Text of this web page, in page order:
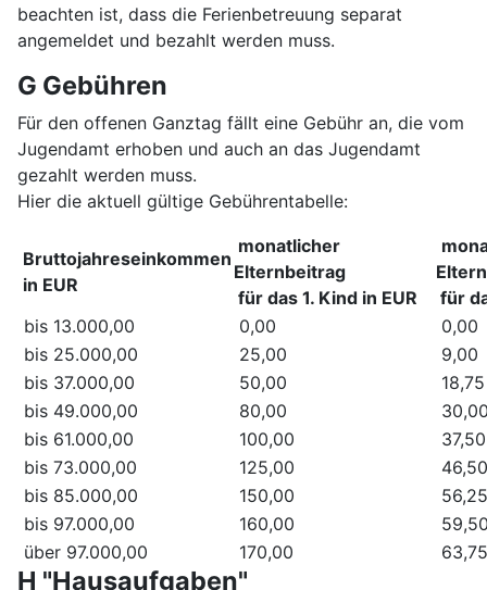
beachten ist, dass die Ferienbetreuung separat
angemeldet und bezahlt werden muss.
G Gebühren
Für den offenen Ganztag fällt eine Gebühr an, die vom
Jugendamt erhoben und auch an das Jugendamt
gezahlt werden muss.
Hier die aktuell gültige Gebührentabelle:
Bruttojahreseinkommen
in EUR
monatlicher
Elternbeitrag
für das 1. Kind in EUR
für
bis 13.000,00
0,00
0,00
bis 25.000,00
25,00
9,00
bis 37.000,00
50,00
18,75
bis 49.000,00
80,00
bis 61.000,00
100,00
37,50
bis 73.000,00
125,00
46,50
bis 85.000,00
150,00
56,25
bis 97.000,00
160,00
über 97.000,00
170,00 63,75
H "Hausaufgaben"